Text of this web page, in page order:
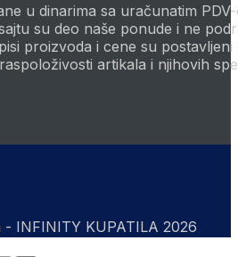
u dinarima sa uračunatim
su deo naše ponude i ne
proizvoda i cene su
artikala i njihovih
INFINITY KUPATILA 2026